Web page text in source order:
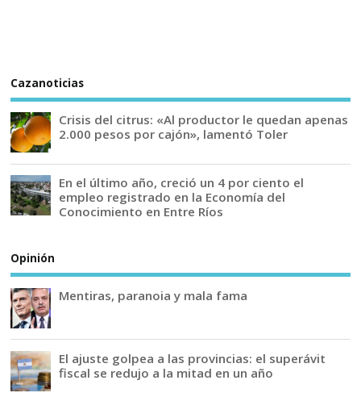
Cazanoticias
Crisis del citrus: «Al productor le quedan apenas
2.000 pesos por cajón», lamentó Toler
En el último año, creció un 4 por ciento el
empleo registrado en la Economía del
Conocimiento en Entre Ríos
Opinión
Mentiras, paranoia y mala fama
El ajuste golpea a las provincias: el superávit
fiscal se redujo a la mitad en un año